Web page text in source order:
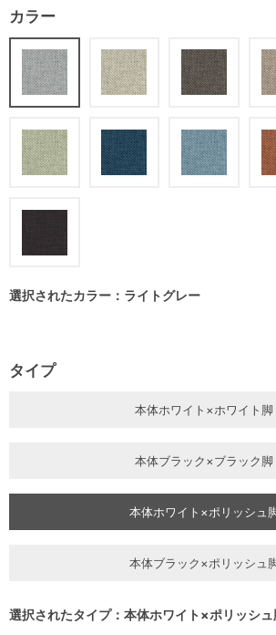
カラー
選択されたカラー：ライトグレー
タイプ
本体ホワイト×ホワイト脚
本体ブラック×ブラック脚
本体ホワイト×ポリッシュ
本体ブラック×ポリッシュ
選択されたタイプ：本体ホワイト×ポリッシュ